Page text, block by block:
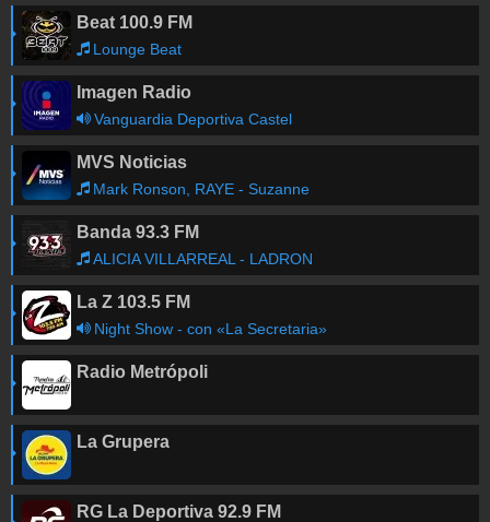
Beat 100.9 FM
Lounge Beat
Imagen Radio
Vanguardia Deportiva Castel
MVS Noticias
Mark Ronson, RAYE - Suzanne
Banda 93.3 FM
ALICIA VILLARREAL - LADRON
La Z 103.5 FM
Night Show - con «La Secretaria»
Radio Metrópoli
La Grupera
RG La Deportiva 92.9 FM